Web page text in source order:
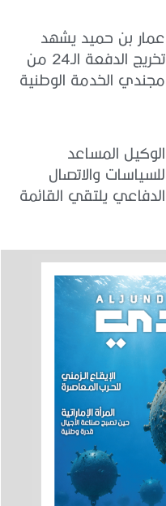
عمار بن حميد يشهد
تخريج الدفعة الـ24 من
مجندي الخدمة الوطنية
الوكيل المساعد
للسياسات والاتصال
الدفاعي يلتقي القائمة